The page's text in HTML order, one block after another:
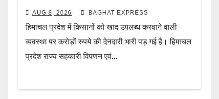
AUG 8, 2026 BAGHAT EXPRESS
हिमाचल प्रदेश में किसानों को खाद उपलब्ध करवाने वाली
व्यवस्था पर करोड़ों रुपये की देनदारी भारी पड़ गई है। हिमाचल
प्रदेश राज्य सहकारी विपणन एवं...